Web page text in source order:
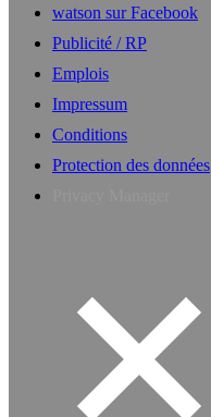
watson sur Facebook
Publicité / RP
Emplois
Impressum
Conditions
Protection des données